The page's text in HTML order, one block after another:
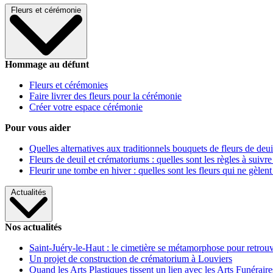
Fleurs et cérémonie
Hommage au défunt
Fleurs et cérémonies
Faire livrer des fleurs pour la cérémonie
Créer votre espace cérémonie
Pour vous aider
Quelles alternatives aux traditionnels bouquets de fleurs de
Fleurs de deuil et crématoriums : quelles sont les règles à
Fleurir une tombe en hiver : quelles sont les fleurs qui ne gèlent
Actualités
Nos actualités
Saint-Juéry-le-Haut : le cimetière se métamorphose pour
Un projet de construction de crématorium à Louviers
Quand les Arts Plastiques tissent un lien avec les Arts